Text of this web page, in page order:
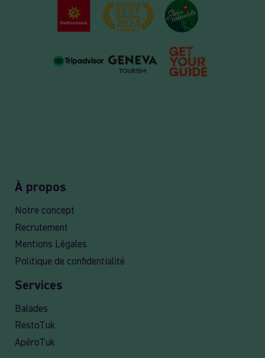
À propos
Notre concept
Recrutement
Mentions Légales
Politique de confidentialité
Services
Balades
RestoTuk
ApéroTuk